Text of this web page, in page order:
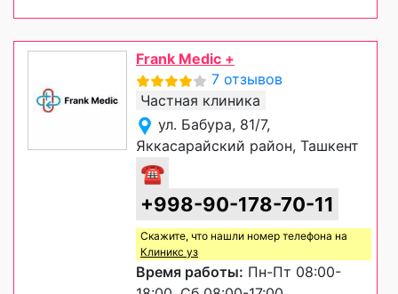
Frank Medic +
7 отзывов
Частная клиника
ул. Бабура, 81/7,
Яккасарайский район, Ташкент
☎
+998-90-178-70-11
Скажите, что нашли номер телефона на
Клиникс уз
Время работы: Пн-Пт 08:00-